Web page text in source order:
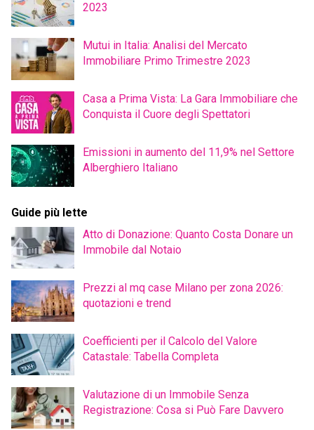
2023
Mutui in Italia: Analisi del Mercato
Immobiliare Primo Trimestre 2023
Casa a Prima Vista: La Gara Immobiliare che
Conquista il Cuore degli Spettatori
Emissioni in aumento del 11,9% nel Settore
Alberghiero Italiano
Guide più lette
Atto di Donazione: Quanto Costa Donare un
Immobile dal Notaio
Prezzi al mq case Milano per zona 2026:
quotazioni e trend
Coefficienti per il Calcolo del Valore
Catastale: Tabella Completa
Valutazione di un Immobile Senza
Registrazione: Cosa si Può Fare Davvero